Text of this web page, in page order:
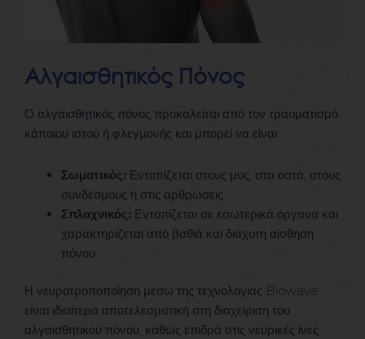
Αλγαισθητικός Πόνος
Ο αλγαισθητικός πόνος προκαλείται από τον τραυματισμό
κάποιου ιστού ή φλεγμονής και μπορεί να είναι:
Σωματικός: Εντοπίζεται στους μυς, στα οστά, στους
συνδέσμους ή στις αρθρώσεις.
Σπλαχνικός: Εντοπίζεται σε εσωτερικά όργανα και
χαρακτηρίζεται από βαθιά και διάχυτη αίσθηση
πόνου.
Η νευροτροποποίηση μέσω της τεχνολογίας Biowave
είναι ιδιαίτερα αποτελεσματική στη διαχείριση του
αλγαισθητικού πόνου, καθώς επιδρά στις νευρικές ίνες